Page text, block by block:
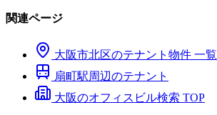
関連ページ
大阪市北区のテナント物件 一覧
扇町駅周辺のテナント
大阪のオフィスビル検索 TOP